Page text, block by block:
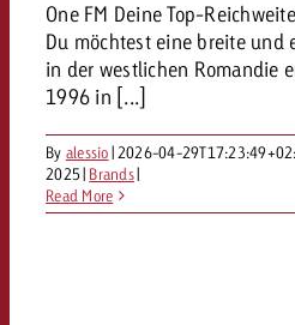
One FM Deine Top-
Du möchtest eine breite und
in der westlichen Romandie
1996 in [...]
By alessio| 2026-04-
2025| Brands|
Read More